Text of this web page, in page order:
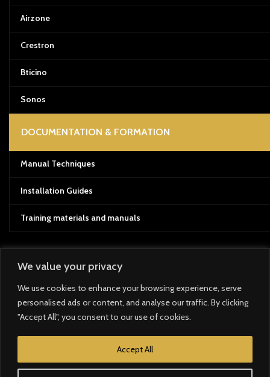
We value your privacy
We use cookies to enhance your browsing experience, serve
personalised ads or content, and analyse our traffic. By clicking
"Accept All", you consent to our use of cookies.
Accept All
Airzone
Crestron
Bticino
Sonos
DOCUMENTATION & FORMATION
Manual Techniques
Installation Guides
Training materials and manuals
Payment System:
Shipping System: